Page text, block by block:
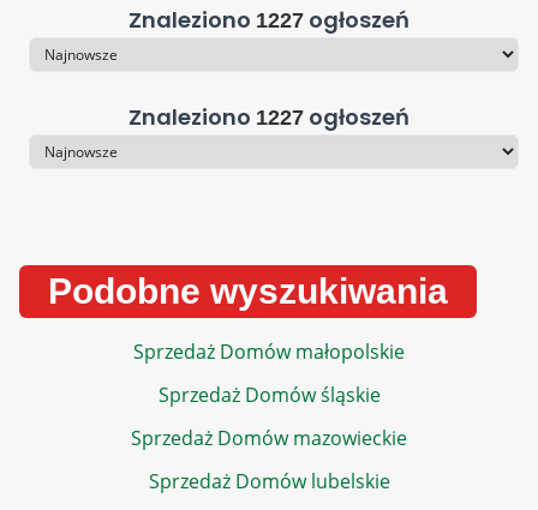
Znaleziono 1227 ogłoszeń
Sortowanie
Znaleziono 1227 ogłoszeń
Sortowanie
Podobne wyszukiwania
Sprzedaż Domów małopolskie
Sprzedaż Domów śląskie
Sprzedaż Domów mazowieckie
Sprzedaż Domów lubelskie